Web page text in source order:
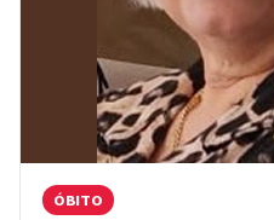
ÓBITO